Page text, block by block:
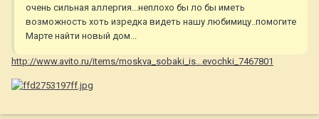
очень сильная аллергия...неплохо бы ло бы иметь
возможность хоть изредка видеть нашу любимицу..помогите
Марте найти новый дом...
http://www.avito.ru/items/moskva_sobaki_is...evochki_7467801